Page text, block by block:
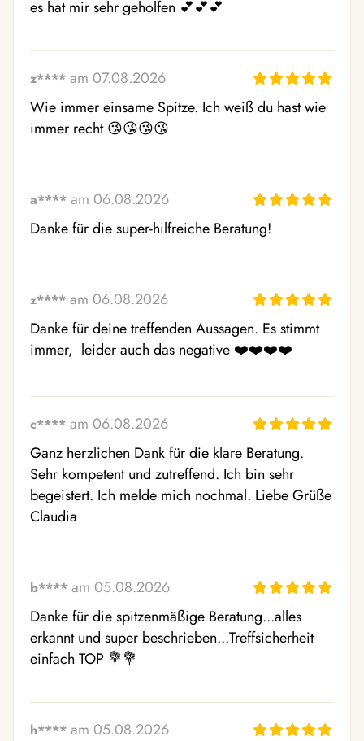
es hat mir sehr geholfen 💕💕💕
z**** am 07.08.2026
Wie immer einsame Spitze. Ich weiß du hast wie
immer recht 😘😘😘😘
a**** am 06.08.2026
Danke für die super-hilfreiche Beratung!
z**** am 06.08.2026
Danke für deine treffenden Aussagen. Es stimmt
immer,  leider auch das negative ❤️❤️❤️❤️
c**** am 06.08.2026
Ganz herzlichen Dank für die klare Beratung.
Sehr kompetent und zutreffend. Ich bin sehr
begeistert. Ich melde mich nochmal. Liebe Grüße
Claudia
b**** am 05.08.2026
Danke für die spitzenmäßige Beratung...alles
erkannt und super beschrieben...Treffsicherheit
einfach TOP 💐💐
h**** am 05.08.2026